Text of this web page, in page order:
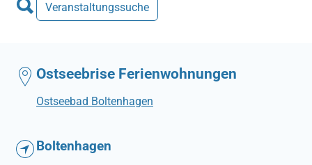
Veranstaltungssuche
Ostseebrise Ferienwohnungen
Ostseebad Boltenhagen
Boltenhagen